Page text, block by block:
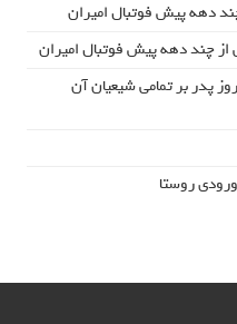
دهه پیش فوتبال امیران
از چند دهه پیش فوتبال امیران
پدر بر تمامی شیعیان آن
روستا